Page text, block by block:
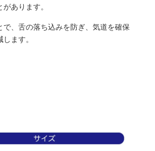
あります。
で、舌の落ち込みを防ぎ、気道を確保
ます。